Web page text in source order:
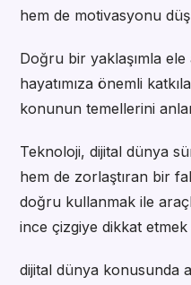
hem de motivasyonu
Doğru bir yaklaşımla ele
hayatımıza önemli
konunun temellerini
Teknoloji, dijital dünya
hem de zorlaştıran bir
doğru kullanmak ile
ince çizgiye dikkat
dijital dünya konusunda